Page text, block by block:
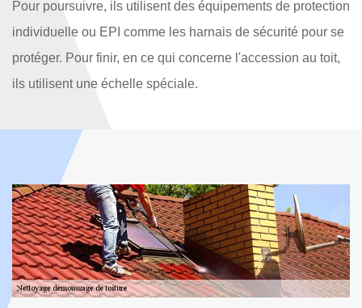
Pour poursuivre, ils utilisent des équipements de protection
individuelle ou EPI comme les harnais de sécurité pour se
protéger. Pour finir, en ce qui concerne l'accession au toit,
ils utilisent une échelle spéciale.